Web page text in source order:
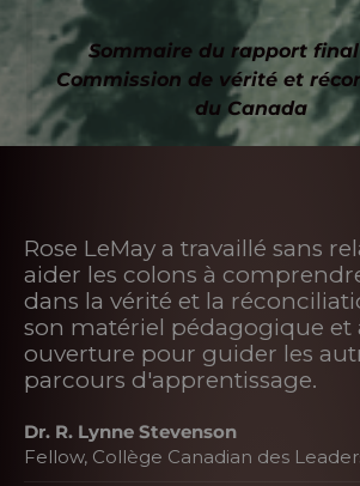
Sommaire du rapport
Commission de vérité et
du Canada
Rose LeMay a travaillé sans
aider les colons à
dans la vérité et la
son matériel pédagogique et
ouverture pour guider les
parcours d'apprentissage.
Dr. R. Lynne Stevenson
Fellow, Collège Canadian des